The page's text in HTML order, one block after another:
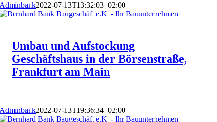
Adminbank2022-07-13T13:32:03+02:00
Umbau und Aufstockung
Geschäftshaus in der Börsenstraße,
Frankfurt am Main
Adminbank2022-07-13T19:36:34+02:00